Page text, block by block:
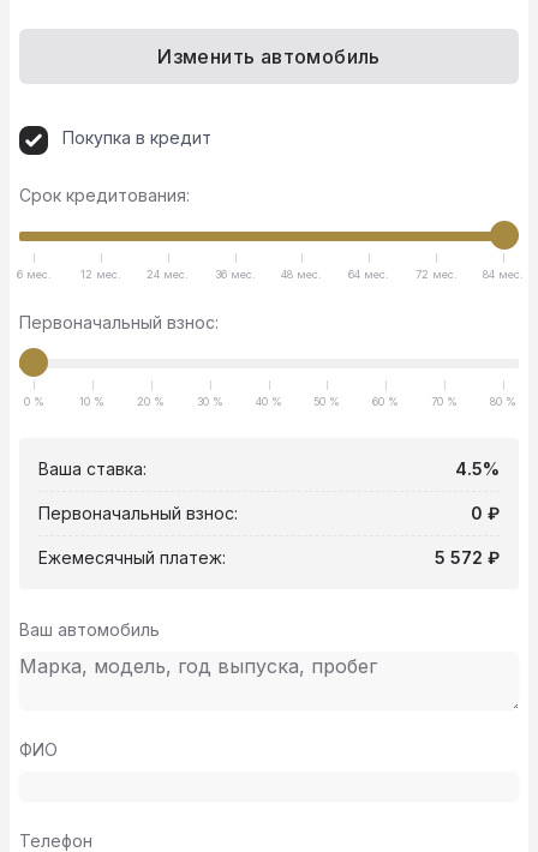
Изменить автомобиль
Покупка в кредит
Срок кредитования:
6 мес. 12 мес. 24 мес. 36 мес. 48 мес. 64 мес. 72 мес. 84 мес.
Первоначальный взнос:
0 % 10 % 20 % 30 % 40 % 50 % 60 % 70 % 80 %
Ваша ставка: 4.5%
Первоначальный взнос: 0 ₽
Ежемесячный платеж: 5 572 ₽
Ваш автомобиль
ФИО
Телефон